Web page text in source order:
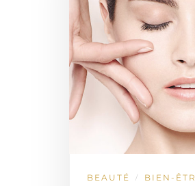
BEAUTÉ / BIEN-